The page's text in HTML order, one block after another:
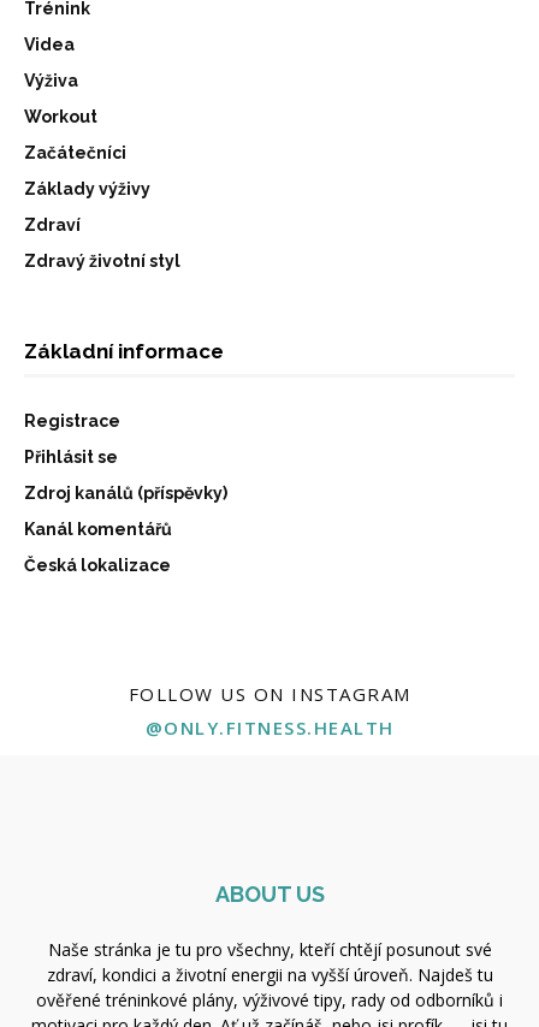
Trénink
Videa
Výživa
Workout
Začátečníci
Základy výživy
Zdraví
Zdravý životní styl
Základní informace
Registrace
Přihlásit se
Zdroj kanálů (příspěvky)
Kanál komentářů
Česká lokalizace
FOLLOW US ON INSTAGRAM
@ONLY.FITNESS.HEALTH
ABOUT US
Naše stránka je tu pro všechny, kteří chtějí posunout své
zdraví, kondici a životní energii na vyšší úroveň. Najdeš tu
ověřené tréninkové plány, výživové tipy, rady od odborníků i